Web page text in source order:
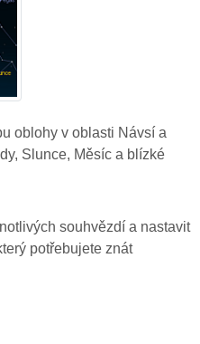
oblohy v oblasti Návsí a
Slunce, Měsíc a blízké
souhvězdí a nastavit
potřebujete znát